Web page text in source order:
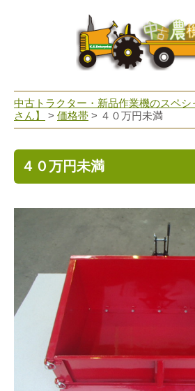
navigation
中古トラクター・新品作業機のスペ
さん】
> 価格帯 > ４０万円未満
４０万円未満